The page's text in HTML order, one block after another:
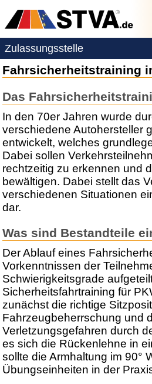
Zulassungsstelle
Fahrsicherheitstraining
Das
In den 70er Jahren wurde
verschiedene Autohersteller
entwickelt, welches
Dabei sollen
rechtzeitig zu erkennen und
bewältigen. Dabei stellt das
verschiedenen Situationen
dar.
Was sind Bestandteile
Der Ablauf eines
Vorkenntnissen der
Schwierigkeitsgrade
Sicherheitsfahrtraining für
zunächst die richtige
Fahrzeugbeherrschung und
Verletzungsgefahren durch
es sich die Rückenlehne in
sollte die Armhaltung im 90°
Übungseinheiten in der